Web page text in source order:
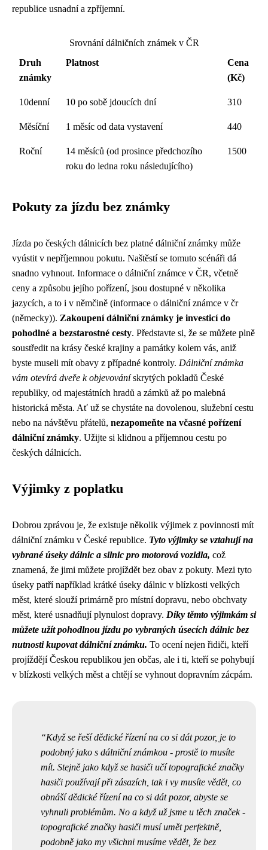
republice usnadní a zpříjemní.
Srovnání dálničních známek v ČR
Druh
známky
Platnost
Cena
(Kč)
10denní 10 po sobě jdoucích dní 310
Měsíční 1 měsíc od data vystavení 440
Roční
14 měsíců (od prosince předchozího
roku do ledna roku následujícího)
1500
Pokuty za jízdu bez známky
Jízda po českých dálnicích bez platné dálniční známky může
vyústit v nepříjemnou pokutu. Naštěstí se tomuto scénáři dá
snadno vyhnout. Informace o dálniční známce v ČR, včetně
ceny a způsobu jejího pořízení, jsou dostupné v několika
jazycích, a to i v němčině (informace o dálniční známce v čr
(německy)). Zakoupení dálniční známky je investicí do
pohodlné a bezstarostné cesty. Představte si, že se můžete plně
soustředit na krásy české krajiny a památky kolem vás, aniž
byste museli mít obavy z případné kontroly. Dálniční známka
vám otevírá dveře k objevovánískrytých pokladů České
republiky, od majestátních hradů a zámků až po malebná
historická města. Ať už se chystáte na dovolenou, služební cestu
nebo na návštěvu přátelů, nezapomeňte na včasné pořízení
dálniční známky. Užijte si klidnou a příjemnou cestu po
českých dálnicích.
Výjimky z poplatku
Dobrou zprávou je, že existuje několik výjimek z povinnosti mít
dálniční známku v České republice. Tyto výjimky se vztahují na
vybrané úseky dálnic a silnic pro motorová vozidla, což
znamená, že jimi můžete projíždět bez obav z pokuty. Mezi tyto
úseky patří například krátké úseky dálnic v blízkosti velkých
měst, které slouží primárně pro místní dopravu, nebo obchvaty
měst, které usnadňují plynulost dopravy. Díky těmto výjimkám si
můžete užít pohodlnou jízdu po vybraných úsecích dálnic bez
nutnosti kupovat dálniční známku. To ocení nejen řidiči, kteří
projíždějí Českou republikou jen občas, ale i ti, kteří se pohybují
v blízkosti velkých měst a chtějí se vyhnout dopravním zácpám.
Když se řešídědické řízení na co si dát pozor, je to
podobný jako s dálniční známkou - prostě to musíte
mít. Stejně jako když se hasiči učítopografické značky
hasiči používají při zásazích, tak i vy musíte vědět, co
obnáší dědické řízení na co si dát pozor, abyste se
vyhnuli problémům. No a když už jsme u těch značek -
topografické značky hasiči musí umět perfektně,
podobně jako my všichni musíme vědět, že bez